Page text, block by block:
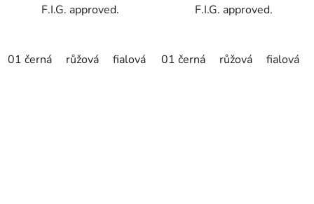
F.I.G. approved.
01 černá růžová fialová light blue
F.I.G. approved.
01 černá růžová fialová